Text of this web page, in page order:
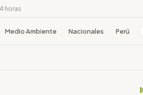
horas
Medio Ambiente Nacionales Perú